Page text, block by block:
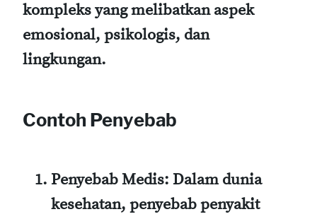
kompleks yang melibatkan aspek
emosional, psikologis, dan
lingkungan.
Contoh Penyebab
Penyebab Medis: Dalam dunia
kesehatan, penyebab penyakit